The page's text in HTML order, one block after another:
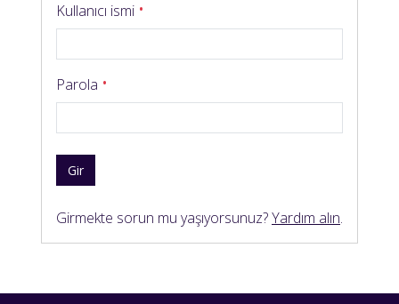
Kullanıcı ismi
Parola
Gir
Girmekte sorun mu yaşıyorsunuz?Yardım alın.